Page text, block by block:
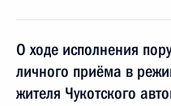
О ходе исполнения
личного приёма в
жителя Чукотского